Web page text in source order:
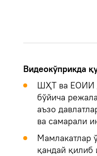
Видеокўприкда
ШҲТ ва ЕОИИ
бўйича
аъзо
ва самарали
Мамлакатлар
қандай қилиб